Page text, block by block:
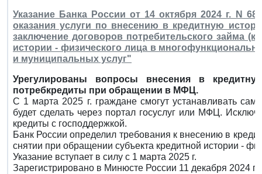
Указание Банка России от 14 октября 2024 г. N
оказания услуги по внесению в кредитную
заключение договоров потребительского займа
истории - физического лица в
и муниципальных услуг"
Урегулированы вопросы внесения в
потребкредиты при обращении в МФЦ.
С 1 марта 2025 г. граждане смогут устанавливать
будет сделать через портал госуслуг или МФЦ.
кредиты с господдержкой.
Банк России определил требования к внесению в
снятии при обращении субъекта кредитной истории -
Указание вступает в силу с 1 марта 2025 г.
Зарегистрировано в Минюсте России 11 декабря 2024